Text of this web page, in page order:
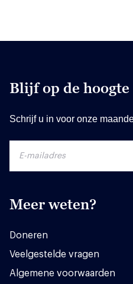
Blijf op de hoogte
Schrijf u in voor onze
Meer weten?
Doneren
Veelgestelde vragen
Algemene voorwaarden